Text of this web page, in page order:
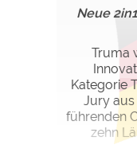
Neue
Truma
Kategorie
Jury
führenden
zehn